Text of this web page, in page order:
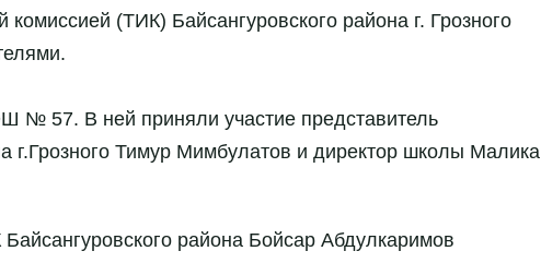
комиссией (ТИК) Байсангуровского района г. Грозного
№ 57. В ней приняли участие представитель
г.Грозного Тимур Мимбулатов и директор школы Малика
района Бойсар Абдулкаримов